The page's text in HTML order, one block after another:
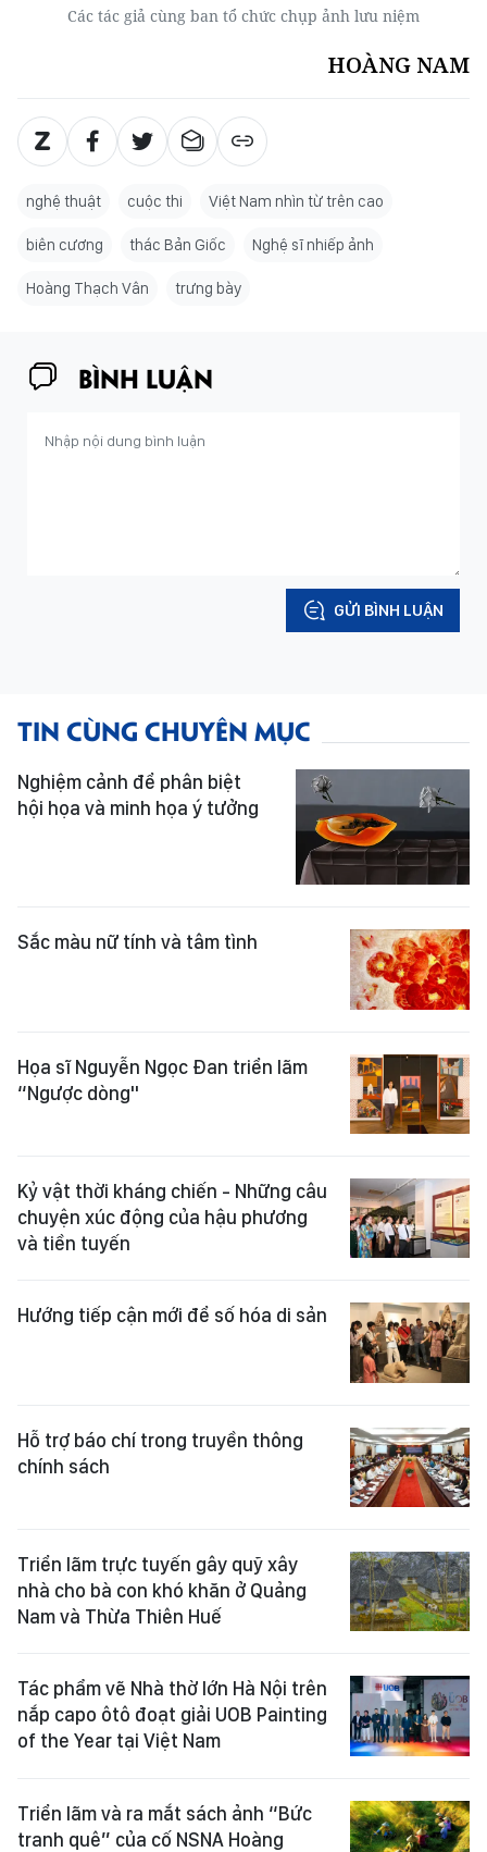
Các tác giả cùng ban tổ chức chụp ảnh lưu niệm
HOÀNG NAM
nghệ thuật cuộc thi Việt Nam nhìn từ trên cao
biên cương thác Bản Giốc Nghệ sĩ nhiếp ảnh
Hoàng Thạch Vân trưng bày
BÌNH LUẬN
GỬI BÌNH LUẬN
TIN CÙNG CHUYÊN MỤC
Nghiệm cảnh để phân biệt
hội họa và minh họa ý tưởng
Sắc màu nữ tính và tâm tình
Họa sĩ Nguyễn Ngọc Đan triển lãm
“Ngược dòng"
Kỷ vật thời kháng chiến - Những câu
chuyện xúc động của hậu phương
và tiền tuyến
Hướng tiếp cận mới để số hóa di sản
Hỗ trợ báo chí trong truyền thông
chính sách
Triển lãm trực tuyến gây quỹ xây
nhà cho bà con khó khăn ở Quảng
Nam và Thừa Thiên Huế
Tác phẩm vẽ Nhà thờ lớn Hà Nội trên
nắp capo ôtô đoạt giải UOB Painting
of the Year tại Việt Nam
Triển lãm và ra mắt sách ảnh “Bức
tranh quê” của cố NSNA Hoàng